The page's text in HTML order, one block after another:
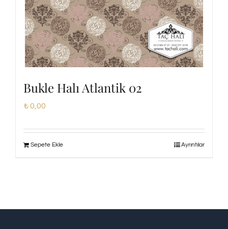
Bukle Halı Atlantik 02
₺0,00
Sepete Ekle Ayrıntılar